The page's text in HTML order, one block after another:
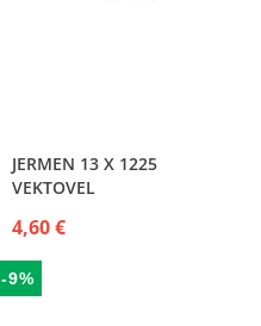
JERMEN 13 X 1225
VEKTOVEL
4,60 €
-9%